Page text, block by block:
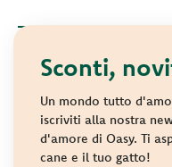
Sconti,
Un mondo tutto
iscriviti alla nostra
d'amore di Oasy. Ti
cane e il tuo gatto!
© 2021 Oasy.
Wonderfood S.p.A.
San
Privacy policy